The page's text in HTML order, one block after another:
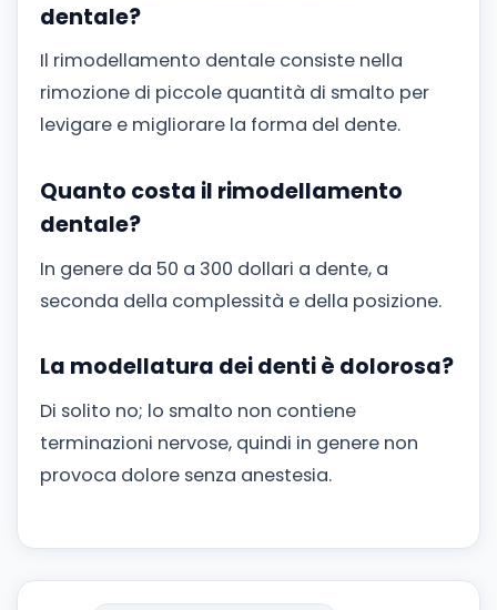
dentale?
Il rimodellamento dentale consiste nella
rimozione di piccole quantità di smalto per
levigare e migliorare la forma del dente.
Quanto costa il rimodellamento
dentale?
In genere da 50 a 300 dollari a dente, a
seconda della complessità e della posizione.
La modellatura dei denti è dolorosa?
Di solito no; lo smalto non contiene
terminazioni nervose, quindi in genere non
provoca dolore senza anestesia.